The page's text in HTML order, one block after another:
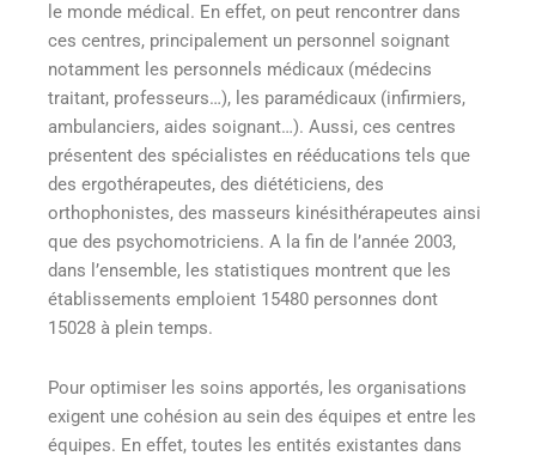
le monde médical. En effet, on peut rencontrer dans
ces centres, principalement un personnel soignant
notamment les personnels médicaux (médecins
traitant, professeurs…), les paramédicaux (infirmiers,
ambulanciers, aides soignant…). Aussi, ces centres
présentent des spécialistes en rééducations tels que
des ergothérapeutes, des diététiciens, des
orthophonistes, des masseurs kinésithérapeutes ainsi
que des psychomotriciens. A la fin de l’année 2003,
dans l’ensemble, les statistiques montrent que les
établissements emploient 15480 personnes dont
15028 à plein temps.
Pour optimiser les soins apportés, les organisations
exigent une cohésion au sein des équipes et entre les
équipes. En effet, toutes les entités existantes dans